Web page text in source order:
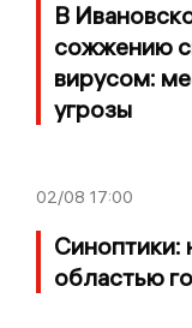
В
сожжению
вирусом:
угрозы
02/08 17:00
Синоптики:
областью